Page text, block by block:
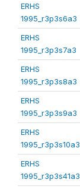
ERHS
1995_r3p3s6a3
ERHS
1995_r3p3s7a3
ERHS
1995_r3p3s8a3
ERHS
1995_r3p3s9a3
ERHS
1995_r3p3s10a3
ERHS
1995_r3p3s41a3